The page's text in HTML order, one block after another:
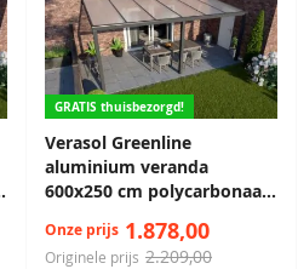
GRATIS thuisbezorgd!
Verasol Greenline
aluminium veranda
600x250 cm polycarbonaat
Originele prijs 2.209,00
Onze prijs 1.878,00